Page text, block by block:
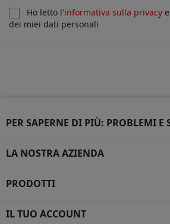
Ho letto l'informativa sulla privacy
dei miei dati personali
PER SAPERNE DI PIÙ: PROBLEMI E
LA NOSTRA AZIENDA
PRODOTTI
IL TUO ACCOUNT